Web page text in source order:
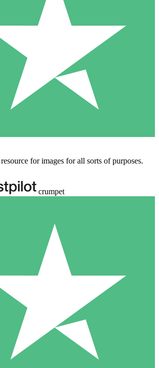
for images for all sorts of purposes.
crumpet